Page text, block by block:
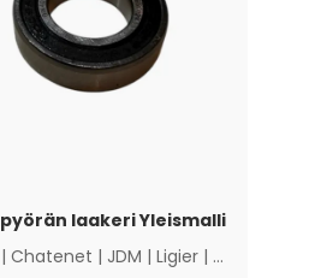
laakeri Yleismalli
| Chatenet | JDM | Ligier | Microcar